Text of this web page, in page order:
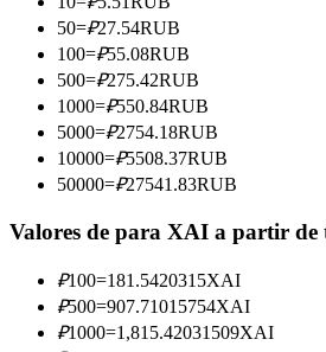
Copiar Trading
Junte-se aos principais traders
50=₽27.54RUB
100=₽55.08RUB
500=₽275.42RUB
1000=₽550.84RUB
5000=₽2754.18RUB
10000=₽5508.37RUB
50000=₽27541.83RUB
Valores de para XAI a partir de
₽100=181.5420315XAI
₽500=907.71015754XAI
₽1000=1,815.42031509XAI